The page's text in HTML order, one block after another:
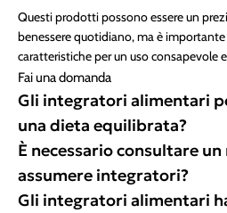
Questi prodotti possono essere un
benessere quotidiano, ma è
caratteristiche per un uso consapevole
Fai una domanda
Gli integratori alimentari
una dieta equilibrata?
È necessario consultare
assumere integratori?
Gli integratori alimentari